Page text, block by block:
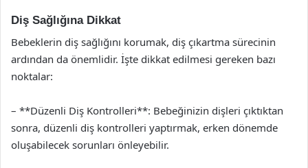
Diş Sağlığına Dikkat
Bebeklerin diş sağlığını korumak, diş çıkartma sürecinin
ardından da önemlidir. İşte dikkat edilmesi gereken bazı
noktalar:
– **Düzenli Diş Kontrolleri**: Bebeğinizin dişleri çıktıktan
sonra, düzenli diş kontrolleri yaptırmak, erken dönemde
oluşabilecek sorunları önleyebilir.